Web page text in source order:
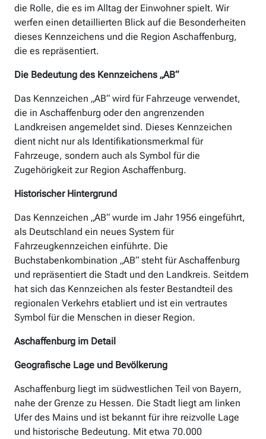
die Rolle, die es im Alltag der Einwohner spielt. Wir
werfen einen detaillierten Blick auf die Besonderheiten
dieses Kennzeichens und die Region Aschaffenburg,
die es repräsentiert.
Die Bedeutung des Kennzeichens „AB“
Das Kennzeichen „AB“ wird für Fahrzeuge verwendet,
die in Aschaffenburg oder den angrenzenden
Landkreisen angemeldet sind. Dieses Kennzeichen
dient nicht nur als Identifikationsmerkmal für
Fahrzeuge, sondern auch als Symbol für die
Zugehörigkeit zur Region Aschaffenburg.
Historischer Hintergrund
Das Kennzeichen „AB“ wurde im Jahr 1956 eingeführt,
als Deutschland ein neues System für
Fahrzeugkennzeichen einführte. Die
Buchstabenkombination „AB“ steht für Aschaffenburg
und repräsentiert die Stadt und den Landkreis. Seitdem
hat sich das Kennzeichen als fester Bestandteil des
regionalen Verkehrs etabliert und ist ein vertrautes
Symbol für die Menschen in dieser Region.
Aschaffenburg im Detail
Geografische Lage und Bevölkerung
Aschaffenburg liegt im südwestlichen Teil von Bayern,
nahe der Grenze zu Hessen. Die Stadt liegt am linken
Ufer des Mains und ist bekannt für ihre reizvolle Lage
und historische Bedeutung. Mit etwa 70.000